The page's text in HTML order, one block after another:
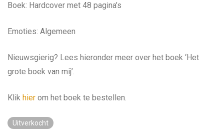
Boek: Hardcover met 48 pagina’s
Emoties: Algemeen
Nieuwsgierig? Lees hieronder meer over het boek ‘Het
grote boek van mij’.
Klik hier om het boek te bestellen.
Uitverkocht